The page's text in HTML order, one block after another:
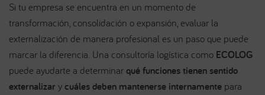
Si tu empresa se encuentra en un momento de
transformación, consolidación o expansión, evaluar la
externalización de manera profesional es un paso que puede
marcar la diferencia. Una consultoría logística como ECOLOG
puede ayudarte a determinarqué funciones tienen sentido
externalizar ycuáles deben mantenerse internamente para